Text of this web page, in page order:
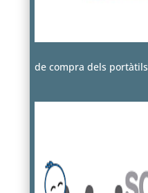
de compra dels portàtils